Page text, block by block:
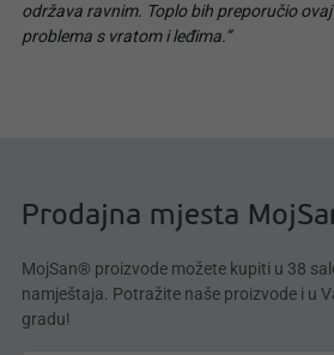
održava ravnim. Toplo bih preporučio
problema s vratom i leđima.“
Prodajna mjesta
MojSan® proizvode možete kupiti u 38
namještaja. Potražite naše proizvode i u
gradu!